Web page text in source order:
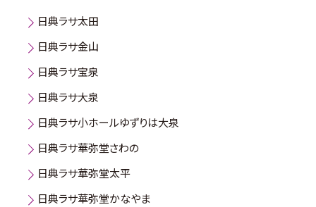
日典ラサ太田
日典ラサ金山
日典ラサ宝泉
日典ラサ大泉
日典ラサ小ホールゆずりは大泉
日典ラサ華弥堂さわの
日典ラサ華弥堂太平
日典ラサ華弥堂かなやま